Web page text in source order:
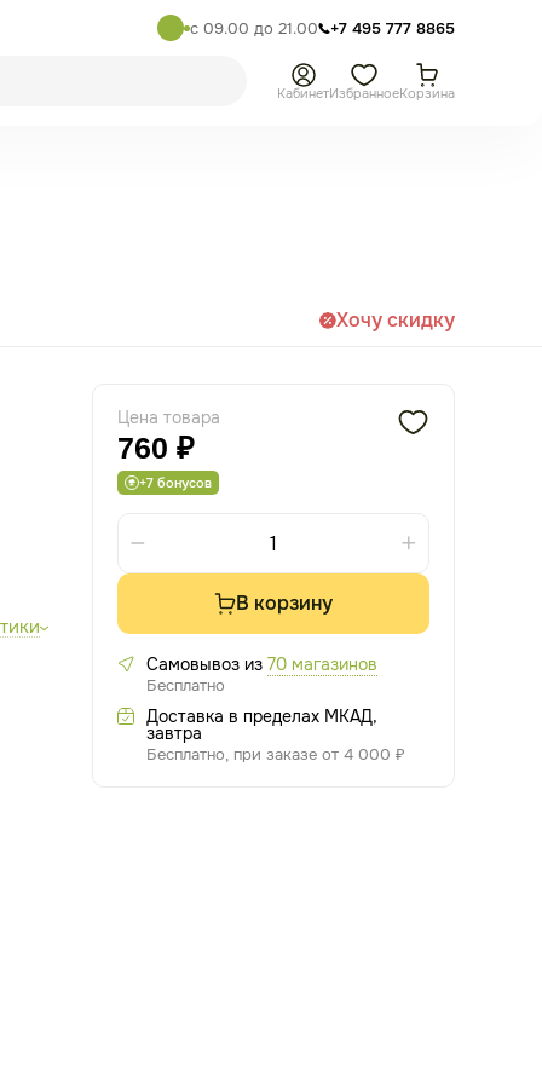
с 09.00 до 21.00 +7 495 777 8865
КабинетИзбранноеКорзина
Хочу скидку
Цена товара
760 ₽
+7 бонусов
В корзину
Самовывоз из 70 магазинов
Бесплатно
Доставка в пределах МКАД,
завтра
Бесплатно, при заказе от 4 000 ₽